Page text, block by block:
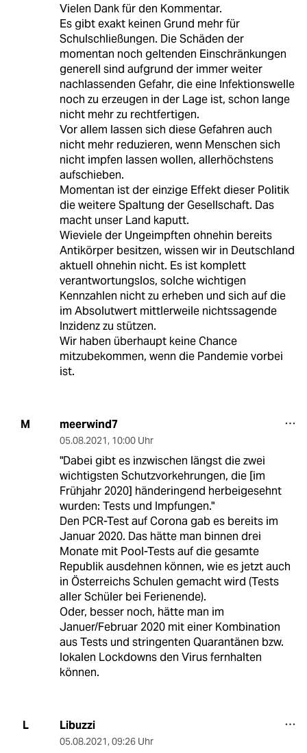
Vielen Dank für den Kommentar.
Es gibt exakt keinen Grund mehr für
Schulschließungen. Die Schäden der
momentan noch geltenden Einschränkungen
generell sind aufgrund der immer weiter
nachlassenden Gefahr, die eine Infektionswelle
noch zu erzeugen in der Lage ist, schon lange
nicht mehr zu rechtfertigen.
Vor allem lassen sich diese Gefahren auch
nicht mehr reduzieren, wenn Menschen sich
nicht impfen lassen wollen, allerhöchstens
aufschieben.
Momentan ist der einzige Effekt dieser Politik
die weitere Spaltung der Gesellschaft. Das
macht unser Land kaputt.
Wieviele der Ungeimpften ohnehin bereits
Antikörper besitzen, wissen wir in Deutschland
aktuell ohnehin nicht. Es ist komplett
verantwortungslos, solche wichtigen
Kennzahlen nicht zu erheben und sich auf die
im Absolutwert mittlerweile nichtssagende
Inzidenz zu stützen.
Wir haben überhaupt keine Chance
mitzubekommen, wenn die Pandemie vorbei
ist.
M meerwind7
05.08.2021, 10:00 Uhr
"Dabei gibt es inzwischen längst die zwei
wichtigsten Schutzvorkehrungen, die [im
Frühjahr 2020] händeringend herbeigesehnt
wurden: Tests und Impfungen."
Den PCR-Test auf Corona gab es bereits im
Januar 2020. Das hätte man binnen drei
Monate mit Pool-Tests auf die gesamte
Republik ausdehnen können, wie es jetzt auch
in Österreichs Schulen gemacht wird (Tests
aller Schüler bei Ferienende).
Oder, besser noch, hätte man im
Januer/Februar 2020 mit einer Kombination
aus Tests und stringenten Quarantänen bzw.
lokalen Lockdowns den Virus fernhalten
können.
L Libuzzi
05.08.2021, 09:26 Uhr